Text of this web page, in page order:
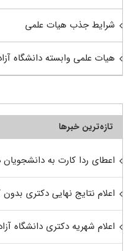
شرایط جذب هیات علمی
هیات علمی وابسته دانشگاه
تازه‌ترین خبرها
اعطای ردا کارت به دانشجویان
اعلام نتایج نهایی دکتری بدون
اعلام شهریه دکتری دانشگاه آزاد